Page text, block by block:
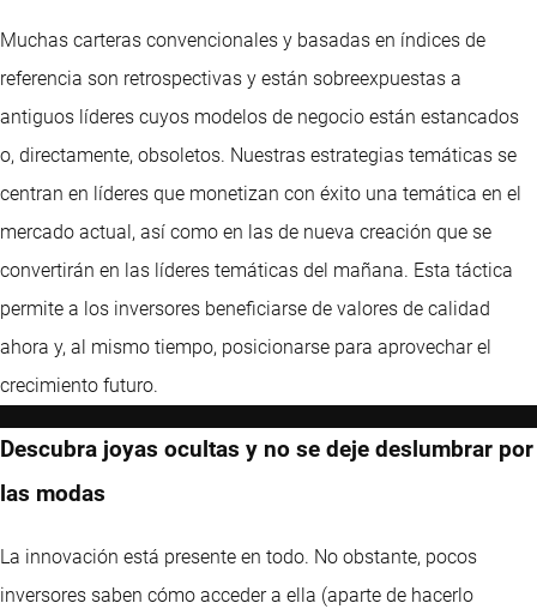
Muchas carteras convencionales y basadas en índices de
referencia son retrospectivas y están sobreexpuestas a
antiguos líderes cuyos modelos de negocio están estancados
o, directamente, obsoletos. Nuestras estrategias temáticas se
centran en líderes que monetizan con éxito una temática en el
mercado actual, así como en las de nueva creación que se
convertirán en las líderes temáticas del mañana. Esta táctica
permite a los inversores beneficiarse de valores de calidad
ahora y, al mismo tiempo, posicionarse para aprovechar el
crecimiento futuro.
Descubra joyas ocultas y no se deje deslumbrar por
las modas
La innovación está presente en todo. No obstante, pocos
inversores saben cómo acceder a ella (aparte de hacerlo